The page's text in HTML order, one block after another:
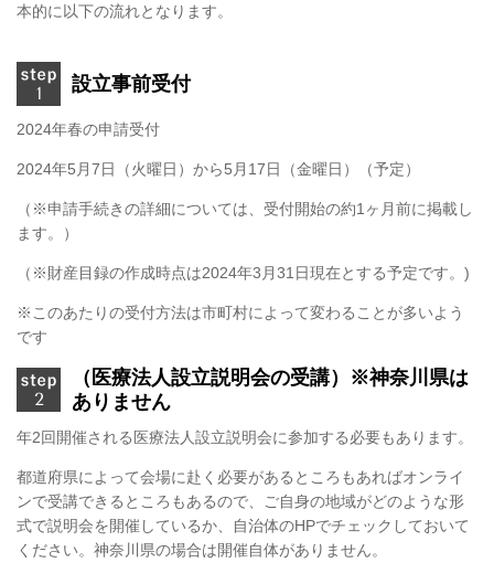
本的に以下の流れとなります。
設立事前受付
2024年春の申請受付
2024年5 月7日（火曜日）から5 月 17日（金曜日）（予定）
（※申請手続きの詳細については、受付開始の約1 ヶ月前に掲載し
ます。）
（※財産目録の作成時点は2024年3 月31 日現在とする予定です。 )
※このあたりの受付方法は市町村によって変わることが多いよう
です
（医療法人設立説明会の受講）※神奈川県は
ありません
年2回開催される医療法人設立説明会に参加する必要もあります。
都道府県によって会場に赴く必要があるところもあればオンライ
ンで受講できるところもあるので、ご自身の地域がどのような形
式で説明会を開催しているか、自治体のHPでチェックしておいて
ください。神奈川県の場合は開催自体がありません。